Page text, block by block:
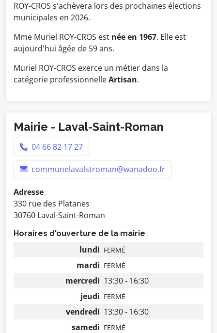
ROY-CROS s'achèvera lors des prochaines élections
municipales en 2026.
Mme Muriel ROY-CROS est née en 1967. Elle est
aujourd'hui âgée de 59 ans.
Muriel ROY-CROS exerce un métier dans la
catégorie professionnelleArtisan.
Mairie - Laval-Saint-Roman
04 66 82 17 27
communelavalstroman@wanadoo.fr
Adresse
330 rue des Platanes
30760 Laval-Saint-Roman
Horaires d'ouverture de la mairie
lundi FERMÉ
mardi FERMÉ
mercredi 13:30 - 16:30
jeudi FERMÉ
vendredi 13:30 - 16:30
samedi FERMÉ